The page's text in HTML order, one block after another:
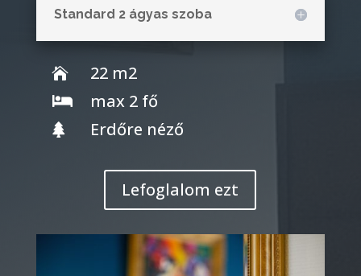
Standard 2 ágyas szoba
 22 m2
 max 2 fő
 Erdőre néző
Lefoglalom ezt